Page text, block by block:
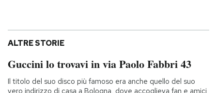
ALTRE STORIE
Guccini lo trovavi in via Paolo Fabbri 43
Il titolo del suo disco più famoso era anche quello del suo